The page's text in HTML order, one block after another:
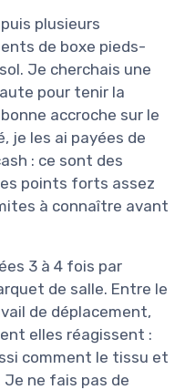
plusieurs
de boxe pieds-
Je cherchais une
pour tenir la
accroche sur le
je les ai payées de
: ce sont des
points forts assez
à connaître avant
3 à 4 fois par
de salle. Entre le
de déplacement,
elles réagissent :
comment le tissu et
Je ne fais pas de